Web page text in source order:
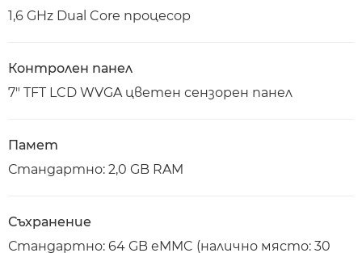
1,6 GHz Dual Core процесор
Контролен панел
7" TFT LCD WVGA цветен сензорен панел
Памет
Стандартно: 2,0 GB RAM
Съхранение
Стандартно: 64 GB eMMC (налично място: 30